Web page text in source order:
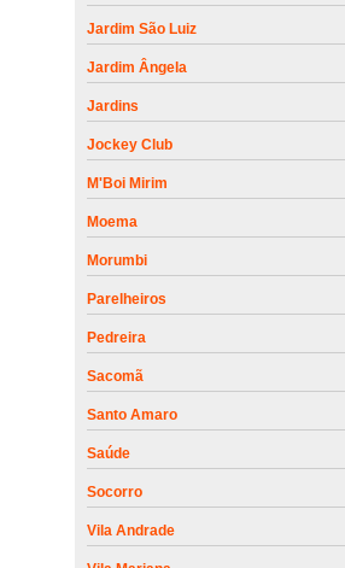
Jardim São Luiz
Jardim Ângela
Jardins
Jockey Club
M'Boi Mirim
Moema
Morumbi
Parelheiros
Pedreira
Sacomã
Santo Amaro
Saúde
Socorro
Vila Andrade